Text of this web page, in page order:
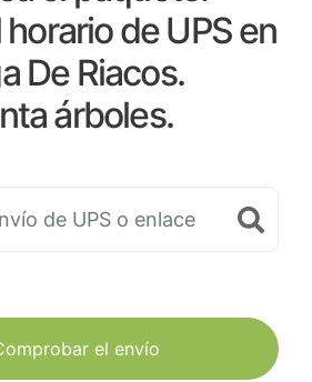
de UPS en
De Riacos.
árboles.
el envío